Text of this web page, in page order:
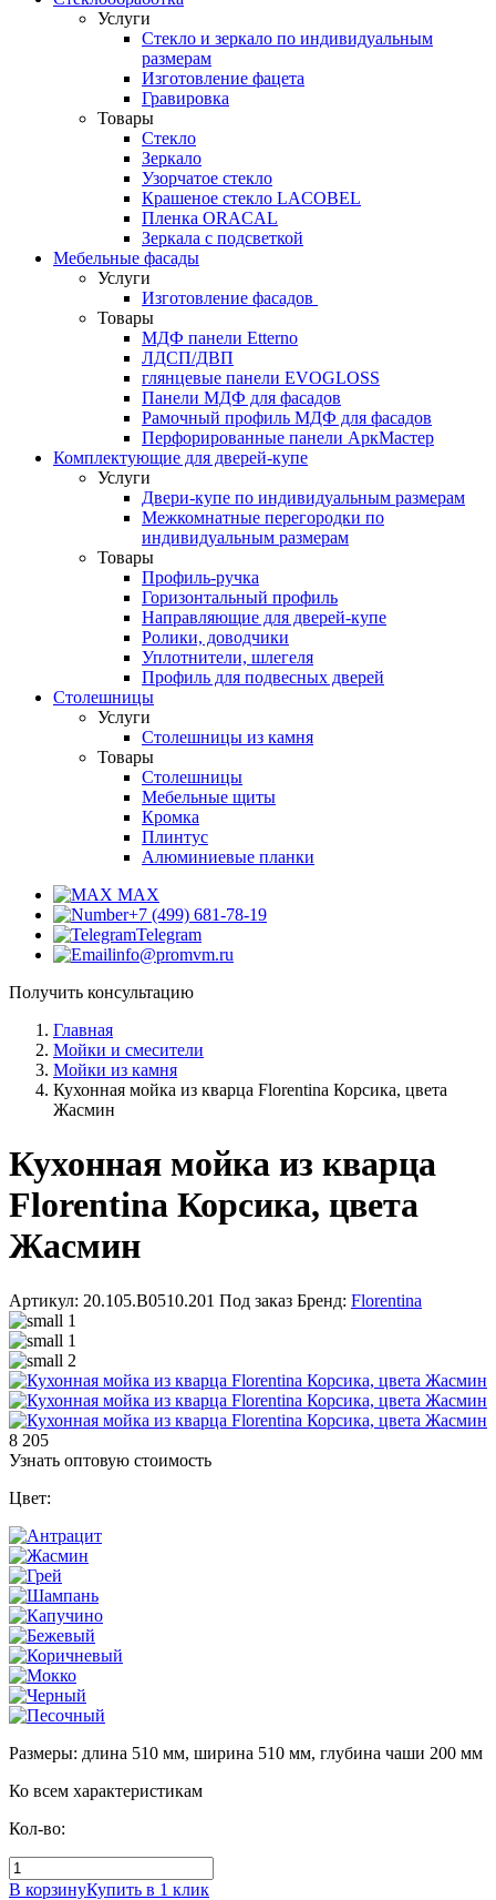
Услуги
Стекло и зеркало по индивидуальным
размерам
Изготовление фацета
Гравировка
Товары
Стекло
Зеркало
Узорчатое стекло
Крашеное стекло LACOBEL
Пленка ORACAL
Зеркала с подсветкой
Мебельные фасады
Услуги
Изготовление фасадов
Товары
МДФ панели Etterno
ЛДСП/ДВП
глянцевые панели EVOGLOSS
Панели МДФ для фасадов
Рамочный профиль МДФ для фасадов
Перфорированные панели АркМастер
Комплектующие для дверей-купе
Услуги
Двери-купе по индивидуальным размерам
Межкомнатные перегородки по
индивидуальным размерам
Товары
Профиль-ручка
Горизонтальный профиль
Направляющие для дверей-купе
Ролики, доводчики
Уплотнители, шлегеля
Профиль для подвесных дверей
Столешницы
Услуги
Столешницы из камня
Товары
Столешницы
Мебельные щиты
Кромка
Плинтус
Алюминиевые планки
MAX
+7 (499) 681-78-19
Telegram
info@promvm.ru
Получить консультацию
Главная
Мойки и смесители
Мойки из камня
Кухонная мойка из кварца Florentina Корсика, цвета
Жасмин
Кухонная мойка из кварца
Florentina Корсика, цвета
Жасмин
Артикул: 20.105.B0510.201 Под заказ Бренд: Florentina
8 205
Узнать оптовую стоимость
Цвет:
Размеры: длина 510 мм, ширина 510 мм, глубина чаши 200 мм
Ко всем характеристикам
Кол-во:
В корзинуКупить в 1 клик